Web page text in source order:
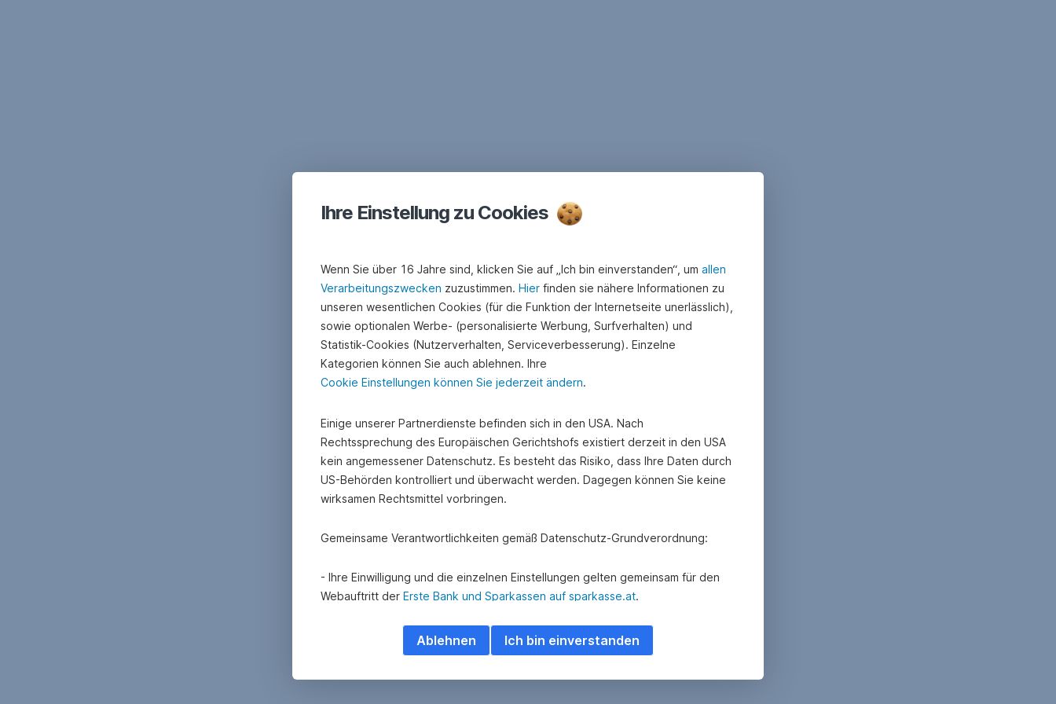
Ihre Einstellung zu Cookies
Wenn Sie über 16 Jahre sind, klicken Sie auf „Ich bin einverstanden“, um allen
Verarbeitungszwecken zuzustimmen. Hier finden sie nähere Informationen zu
unseren wesentlichen Cookies (für die Funktion der Internetseite unerlässlich),
sowie optionalen Werbe- (personalisierte Werbung, Surfverhalten) und
Statistik-Cookies (Nutzerverhalten, Serviceverbesserung). Einzelne
Kategorien können Sie auch ablehnen. Ihre
Cookie Einstellungen können Sie jederzeit ändern.
Einige unserer Partnerdienste befinden sich in den USA. Nach
Rechtssprechung des Europäischen Gerichtshofs existiert derzeit in den USA
kein angemessener Datenschutz. Es besteht das Risiko, dass Ihre Daten durch
US-Behörden kontrolliert und überwacht werden. Dagegen können Sie keine
wirksamen Rechtsmittel vorbringen.
Gemeinsame Verantwortlichkeiten gemäß Datenschutz-Grundverordnung:
- Ihre Einwilligung und die einzelnen Einstellungen gelten gemeinsam für den
Webauftritt der Erste Bank und Sparkassen auf sparkasse.at.
- Mit Adform A/S besteht eine gemeinsame Verantwortlichkeit hinsichtlich
Erhebung und Übermittlung personenbezogener Daten über das Adform
Ich bin einverstanden
Ablehnen